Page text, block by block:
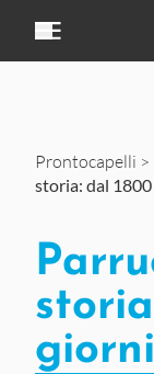
Prontocapelli >
storia: dal